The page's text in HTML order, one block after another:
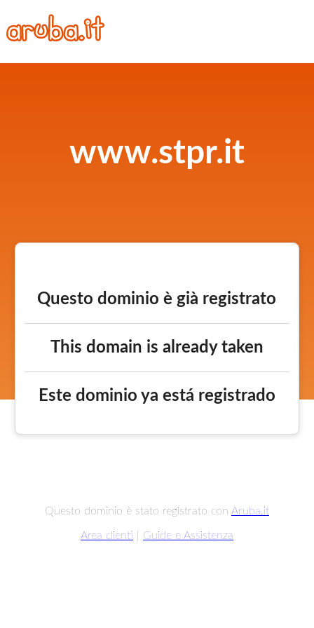
www.stpr.it
Questo dominio è già registrato
This domain is already taken
Este dominio ya está registrado
Questo dominio è stato registrato con Aruba.it
Area clienti Guide e Assistenza